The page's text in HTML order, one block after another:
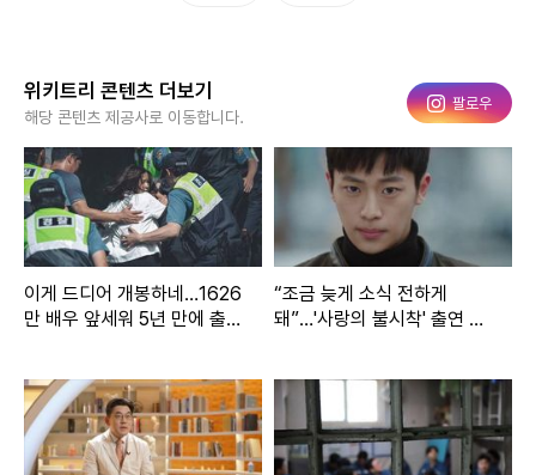
본선은 8월 5일, 서울 강남구 코엑스 오디토리움에서 개최됐
다. 글로벌이앤비(Global E&B)가 주최하고, 제63회 미스코
리아 ‘선’ 우희준과 제67회 ‘선’ 정규리가 사회를 맡았다.
올해 미스코리아 대회는 다수의 변화를 시도했다. 최초로 패자
부활전을 도입했고, 서바이벌 방식을 채택했으며, 공정성 확보
를 위해 국민투표와 심사위원 투표를 병행했다. 또한 다양한
이러한 변화는 전통적 기준을 넘어 다각적인 여성 인재를 발굴
하려는 의지를 반영한다.
위키트리 콘텐츠 더보기
해당 콘텐츠 제공사로 이동합니다.
팔로우
이게 드디어 개봉하네…1626
만 배우 앞세워 5년 만에 출격
“조금 늦게 소식 전하게
돼”…'사랑의 불시착' 출연 이